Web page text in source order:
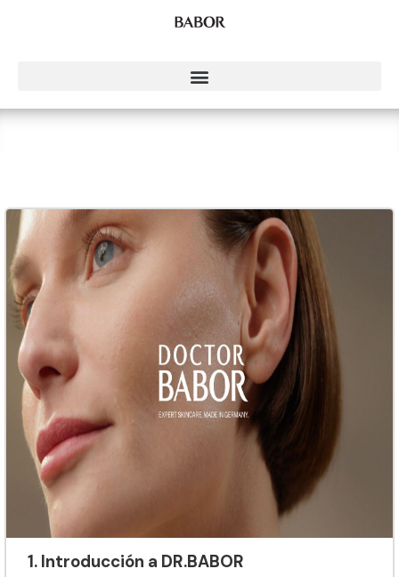
1. Introducción a DR.BABOR